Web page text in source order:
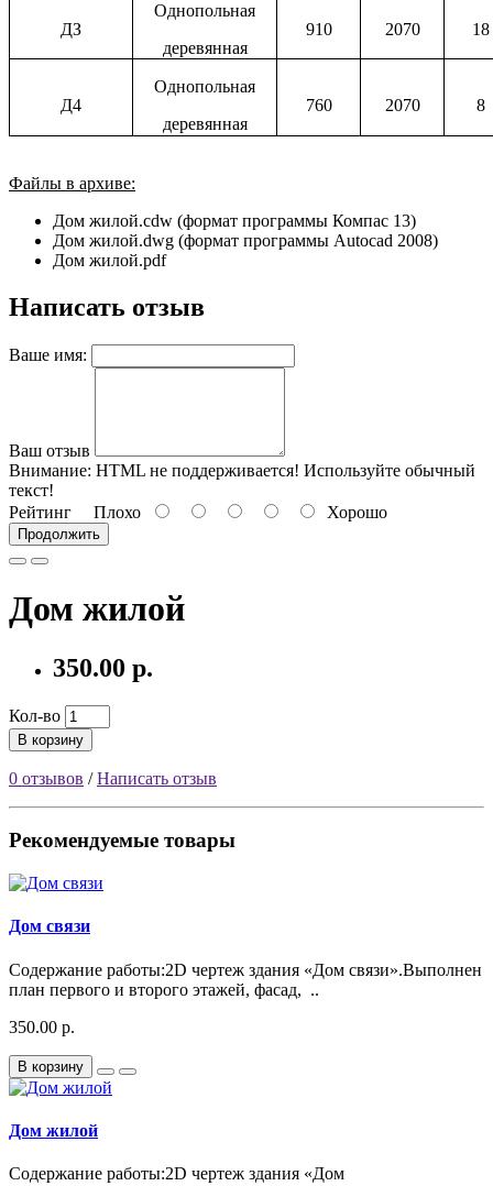
ДЗ
Однопольная
деревянная
910 2070 18
Д4
Однопольная
деревянная
760 2070 8
Файлы в архиве:
Дом жилой.cdw (формат программы Компас 13)
Дом жилой.dwg (формат программы Autocad 2008)
Дом жилой.pdf
Написать отзыв
Ваше имя:
Ваш отзыв
Внимание: HTML не поддерживается! Используйте обычный
текст!
Рейтинг Плохо Хорошо
Продолжить
Дом жилой
350.00 р.
Кол-во
В корзину
0 отзывов /Написать отзыв
Рекомендуемые товары
Дом связи
Содержание работы:2D чертеж здания «Дом связи».Выполнен
план первого и второго этажей, фасад, ..
350.00 р.
В корзину
Дом жилой
Содержание работы:2D чертеж здания «Дом